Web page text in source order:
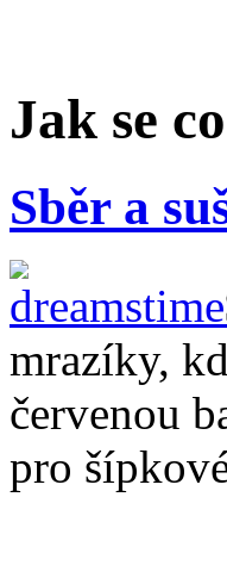
Jak se
Sběr a
mrazíky,
červenou
pro